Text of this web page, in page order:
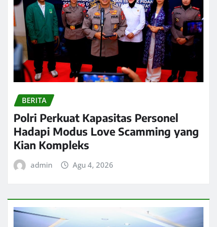
BERITA
Polri Perkuat Kapasitas Personel
Hadapi Modus Love Scamming yang
Kian Kompleks
admin Agu 4, 2026